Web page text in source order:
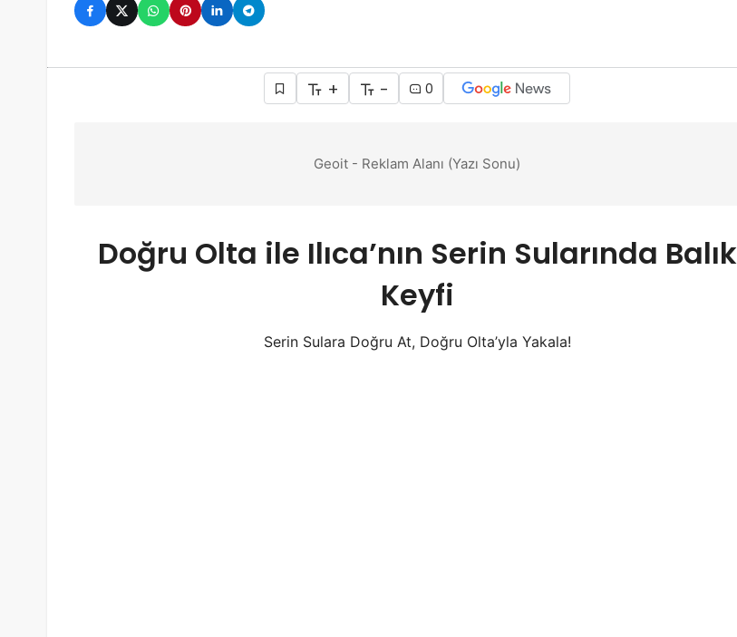
+ - 0
Geoit - Reklam Alanı (Yazı Sonu)
Doğru Olta ile Ilıca’nın Serin Sularında Balık
Keyfi
Serin Sulara Doğru At, Doğru Olta’yla Yakala!